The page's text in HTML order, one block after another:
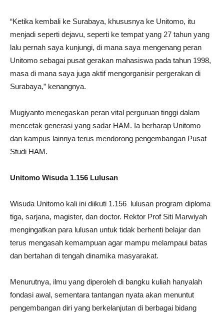
“Ketika kembali ke Surabaya, khususnya ke Unitomo, itu
menjadi seperti dejavu, seperti ke tempat yang 27 tahun yang
lalu pernah saya kunjungi, di mana saya mengenang peran
Unitomo sebagai pusat gerakan mahasiswa pada tahun 1998,
masa di mana saya juga aktif mengorganisir pergerakan di
Surabaya,” kenangnya.
Mugiyanto menegaskan peran vital perguruan tinggi dalam
mencetak generasi yang sadar HAM. Ia berharap Unitomo
dan kampus lainnya terus mendorong pengembangan Pusat
Studi HAM.
Unitomo Wisuda 1.156 Lulusan
Wisuda Unitomo kali ini diikuti 1.156 lulusan program diploma
tiga, sarjana, magister, dan doctor. Rektor Prof Siti Marwiyah
mengingatkan para lulusan untuk tidak berhenti belajar dan
terus mengasah kemampuan agar mampu melampaui batas
dan bertahan di tengah dinamika masyarakat.
Menurutnya, ilmu yang diperoleh di bangku kuliah hanyalah
fondasi awal, sementara tantangan nyata akan menuntut
pengembangan diri yang berkelanjutan di berbagai bidang